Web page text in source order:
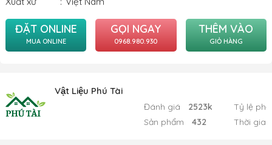
ĐẶT ONLINE
MUA ONLINE
GỌI NGAY
0968.980.930
THÊM VÀO
GIỎ HÀNG
Vật Liệu Phú Tài
Đánh giá
2523k
Sản phẩm
432
Tỷ lệ
Thời